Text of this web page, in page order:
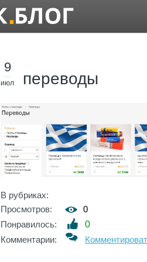
9
июл переводы
В рубриках:
Просмотров:
0
Понравилось:
0
Комментарии: